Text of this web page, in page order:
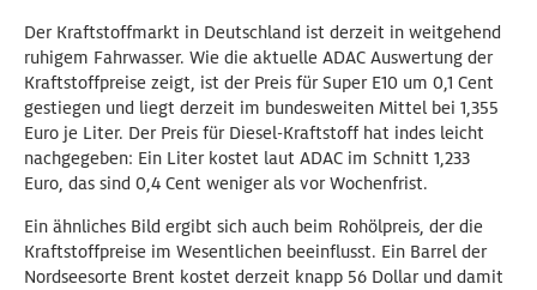
Der Kraftstoffmarkt in Deutschland ist derzeit in weitgehend
ruhigem Fahrwasser. Wie die aktuelle ADAC Auswertung der
Kraftstoffpreise zeigt, ist der Preis für Super E10 um 0,1 Cent
gestiegen und liegt derzeit im bundesweiten Mittel bei 1,355
Euro je Liter. Der Preis für Diesel-Kraftstoff hat indes leicht
nachgegeben: Ein Liter kostet laut ADAC im Schnitt 1,233
Euro, das sind 0,4 Cent weniger als vor Wochenfrist.
Ein ähnliches Bild ergibt sich auch beim Rohölpreis, der die
Kraftstoffpreise im Wesentlichen beeinflusst. Ein Barrel der
Nordseesorte Brent kostet derzeit knapp 56 Dollar und damit